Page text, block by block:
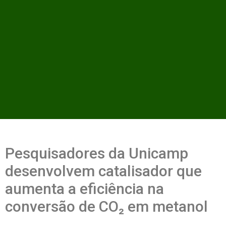
Pesquisadores da Unicamp
desenvolvem catalisador que
aumenta a eficiência na
conversão de CO₂ em metanol